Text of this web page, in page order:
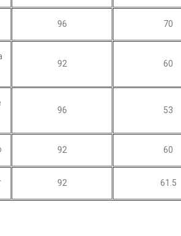
96 70
92 60
96 53
92 60
92 61.5